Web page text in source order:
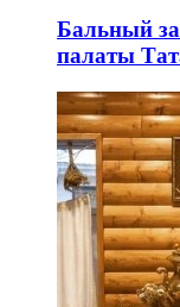
Бальный
палаты